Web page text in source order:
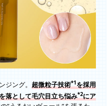
ジング。 超微粒子技術*1を採用
落として毛穴目立ち悩み*2にア